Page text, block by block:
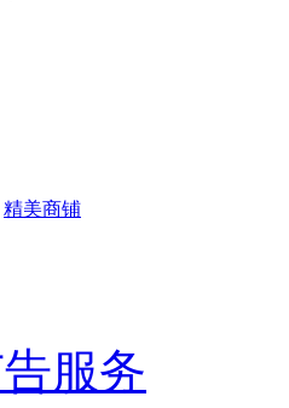
精美商铺
服务